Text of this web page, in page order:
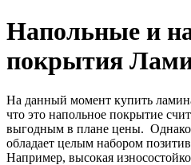
Напольные и
покрытия
На данный момент купить
что это напольное покрытие
выгодным в плане цены. Однако
обладает целым набором
Например, высокая